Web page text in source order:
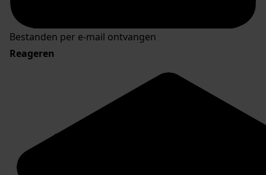
Bestanden per e-mail ontvangen
Reageren